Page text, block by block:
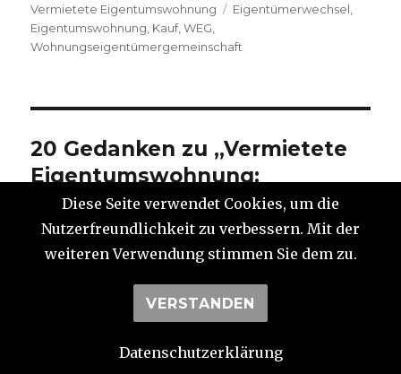
Vermietete Eigentumswohnung
Schlagwörter
Eigentümerwechsel
Eigentumswohnung Kauf,WEG
Wohnungseigentümergemeinschaft
20 Gedanken zu „Vermietete
Eigentumswohnung:
Abrechnung bei
Eigentümerwechsel“
Manfred Tempel sagt:
Diese Seite verwendet Cookies, um die
Nutzerfreundlichkeit zu verbessern. Mit der
weiteren Verwendung stimmen Sie dem zu.
VERSTANDEN
Datenschutzerklärung